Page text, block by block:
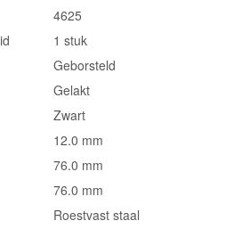
4625
1 stuk
Geborsteld
Gelakt
Zwart
12.0 mm
76.0 mm
76.0 mm
Roestvast staal